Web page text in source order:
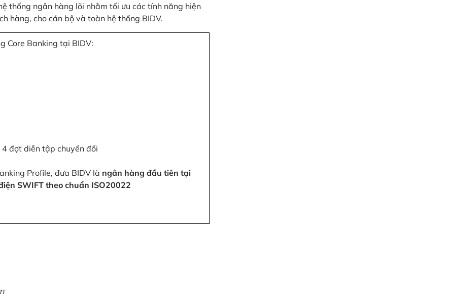
thống ngân hàng lõi nhằm tối ưu các tính năng hiện
hàng, cho cán bộ và toàn hệ thống BIDV.
Core Banking tại BIDV:
đợt diễn tập chuyển đổi
Profile, đưa BIDV là ngân hàng đầu tiên tại
SWIFT theo chuẩn ISO20022